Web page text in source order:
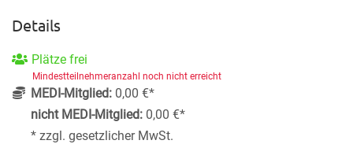
Details
Plätze frei
Mindestteilnehmeranzahl noch nicht erreicht
MEDI-Mitglied: 0,00 €*
nicht MEDI-Mitglied: 0,00 €*
* zzgl. gesetzlicher MwSt.